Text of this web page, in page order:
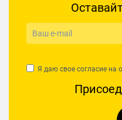
Дополнительно
Дополнительная
информация
Ширина кейса
Толщина кейса
Я даю свое согласие на